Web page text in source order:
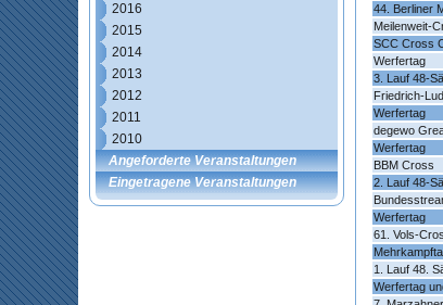
2016
2015
2014
2013
2012
2011
2010
Angeforderte Veranstaltungen
Eingetragene Veranstaltungen
44. Berliner
Meilenweit-
SCC Cross
Werfertag
3. Lauf 48-
Friedrich-
Werfertag
degewo
Werfertag
BBM Cross
2. Lauf 48-
Werfertag
61. Vols-
1. Lauf 48.
Werfertag